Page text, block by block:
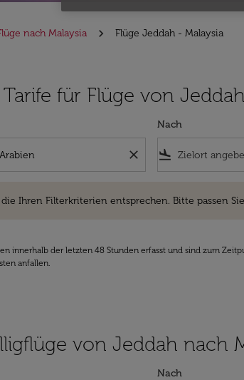
nach Malaysia Flüge Jeddah - Malaysia
für Flüge von
close
Nach
flight_land
Ihren Filterkriterien entsprechen. Bitte passen
innerhalb der letzten 48 Stunden erfasst und sind zum
anfallen.
von Jeddah nach
Nach